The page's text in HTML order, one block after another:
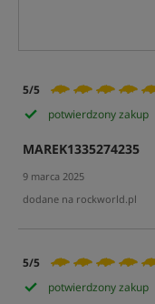
5/5
potwierdzony zakup
MAREK1335274235
9 marca 2025
dodane na rockworld.pl
5/5
potwierdzony zakup